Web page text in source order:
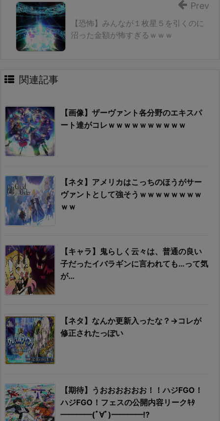
【恐怖】みんなが１枚星５を引くのに
沼った金額が怖すぎるｗｗｗ
Prev
関連記事
【画像】ザーヴァント各分野のエキスパ
ート達がコレｗｗｗｗｗｗｗｗｗｗ
【ネタ】アメリカはこっちのほうがサー
ヴァントとして強そうｗｗｗｗｗｗｗｗ
ｗｗ
【キャラ】鬼らしく云々は、普通の良い
子だったイバラギンに言われても…って気
が…
【ネタ】なんか更新入ったな？→コレが
修正されたっぽい
【期待】うおおおおおお！！ハジFGO！
ハジFGO！フェスの公開内容リークｷﾀ
━━━━(ﾟ∀ﾟ)━━━━!?